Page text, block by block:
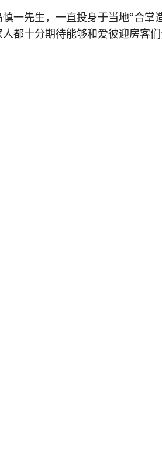
一先生，一直投身于当地“合
都十分期待能够和爱彼迎房客